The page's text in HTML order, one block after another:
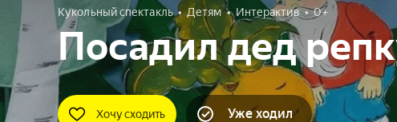
Кукольный спектакль Детям Интерактив 0+
Посадил дед
Хочу сходить Уже ходил